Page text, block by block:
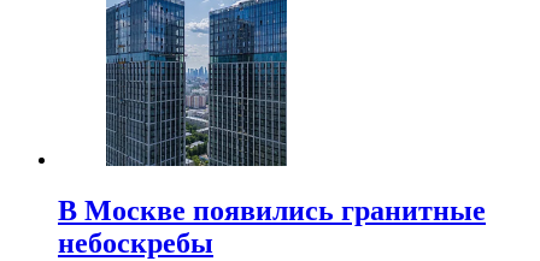
В Москве появились гранитные
небоскребы